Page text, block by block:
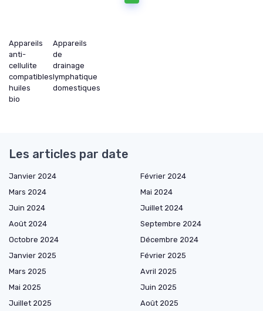
Appareils
anti-
cellulite
compatibles
huiles
bio
Appareils
de
drainage
lymphatique
domestiques
Les articles par date
Janvier 2024
Février 2024
Mars 2024
Mai 2024
Juin 2024
Juillet 2024
Août 2024
Septembre 2024
Octobre 2024
Décembre 2024
Janvier 2025
Février 2025
Mars 2025
Avril 2025
Mai 2025
Juin 2025
Juillet 2025
Août 2025